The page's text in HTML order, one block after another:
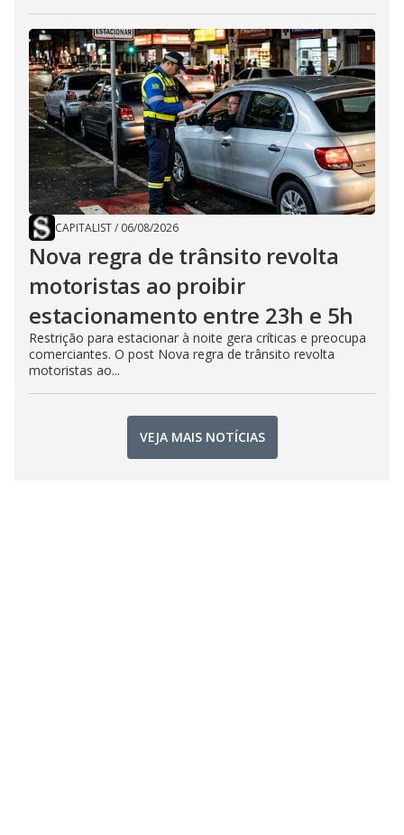
CAPITALIST/ 06/08/2026
Nova regra de trânsito revolta
motoristas ao proibir
estacionamento entre 23h e 5h
Restrição para estacionar à noite gera críticas e preocupa
comerciantes. O post Nova regra de trânsito revolta
motoristas ao...
VEJA MAIS NOTÍCIAS